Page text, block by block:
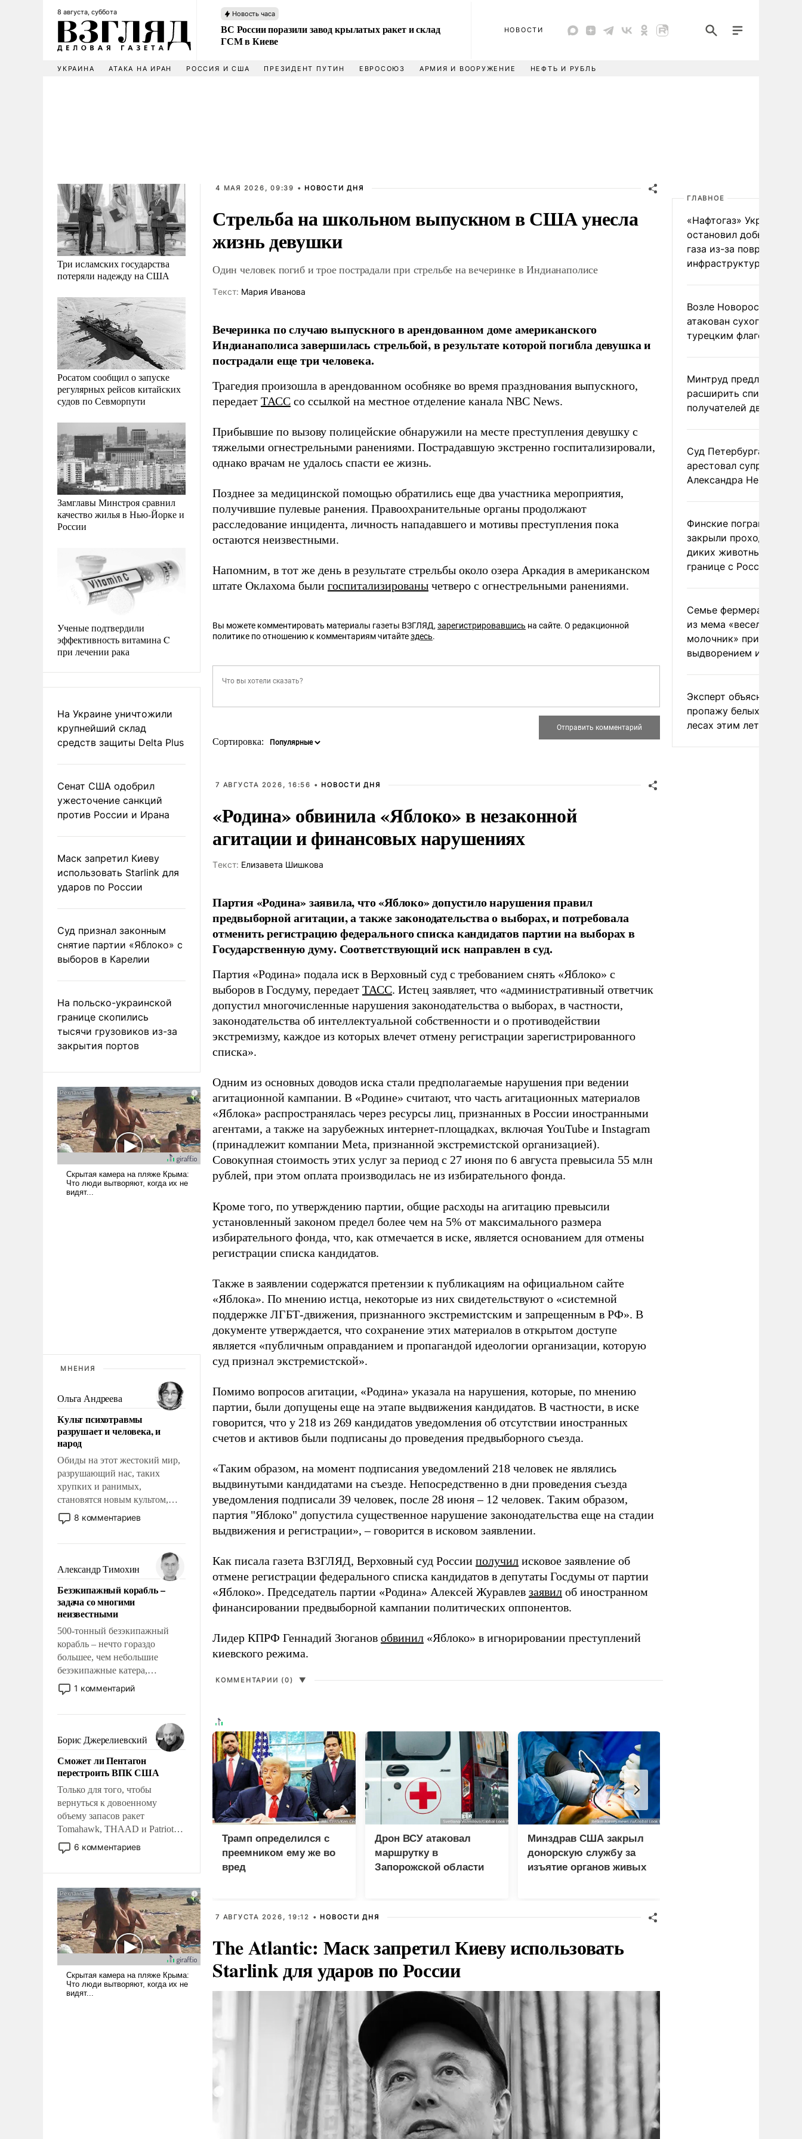
8 августа, суббота Новость часа
ВС России поразили завод крылатых ракет и склад
ГСМ в Киеве
НОВОСТИ
УКРАИНА АТАКА НА ИРАН РОССИЯ И США ПРЕЗИДЕНТ ПУТИН ЕВРОСОЮЗ АРМИЯ И ВООРУЖЕНИЕ НЕФТЬ И РУБЛЬ
Три исламских государства
потеряли надежду на США
Росатом сообщил о запуске
регулярных рейсов китайских
судов по Севморпути
Замглавы Минстроя сравнил
качество жилья в Нью-Йорке и
России
Ученые подтвердили
эффективность витамина C
при лечении рака
На Украине уничтожили
крупнейший склад
средств защиты Delta Plus
Сенат США одобрил
ужесточение санкций
против России и Ирана
Маск запретил Киеву
использовать Starlink для
ударов по России
Суд признал законным
снятие партии «Яблоко» с
выборов в Карелии
На польско-украинской
границе скопились
тысячи грузовиков из-за
закрытия портов
МНЕНИЯ
Ольга Андреева
Культ психотравмы
разрушает и человека, и
народ
Обиды на этот жестокий мир,
разрушающий нас, таких
хрупких и ранимых,
становятся новым культом,
постепенно вытесняя и
отменяя традиционное
мужественным и твердым под
ударами судьбы, брать на себя
ответственность, помогать
слабым, идти вперед и
адаптироваться.
8 комментариев
Александр Тимохин
Безэкипажный корабль –
задача со многими
неизвестными
500-тонный безэкипажный
корабль – нечто гораздо
большее, чем небольшие
безэкипажные катера,
применение которых уже
стало обыденностью. Задача по
сложна и амбициозна. Однако
и ее реализация радикально
поднимет наши боевые
возможности.
1 комментарий
Борис Джерелиевский
Сможет ли Пентагон
перестроить ВПК США
Только для того, чтобы
вернуться к довоенному
объему запасов ракет
Tomahawk, THAAD и Patriot
США потребуется более трех
лет. Даже небольшая война с
Сложившаяся ситуация
означает многолетний период
уязвимости США, например,
перед Китаем.
6 комментариев
4 МАЯ 2026, 09:39 • НОВОСТИ ДНЯ
Стрельба на школьном выпускном в США унесла
жизнь девушки
Один человек погиб и трое пострадали при стрельбе на вечеринке в Индианаполисе
Tекст: Мария Иванова
Вечеринка по случаю выпускного в арендованном доме американского
Индианаполиса завершилась стрельбой, в результате которой погибла девушка и
пострадали еще три человека.
Трагедия произошла в арендованном особняке во время празднования выпускного,
передает ТАСС со ссылкой на местное отделение канала NBC News.
Прибывшие по вызову полицейские обнаружили на месте преступления девушку с
тяжелыми огнестрельными ранениями. Пострадавшую экстренно госпитализировали,
однако врачам не удалось спасти ее жизнь.
Позднее за медицинской помощью обратились еще два участника мероприятия,
получившие пулевые ранения. Правоохранительные органы продолжают
расследование инцидента, личность нападавшего и мотивы преступления пока
остаются неизвестными.
Напомним, в тот же день в результате стрельбы около озера Аркадия в американском
штате Оклахома были госпитализированы четверо с огнестрельными ранениями.
Вы можете комментировать материалы газеты ВЗГЛЯД, зарегистрировавшись на сайте. О редакционной
политике по отношению к комментариям читайтездесь.
Сортировка:
7 АВГУСТА 2026, 16:56 • НОВОСТИ ДНЯ
«Родина» обвинила «Яблоко» в незаконной
агитации и финансовых нарушениях
Tекст: Елизавета Шишкова
Партия «Родина» заявила, что «Яблоко» допустило нарушения правил
предвыборной агитации, а также законодательства о выборах, и потребовала
отменить регистрацию федерального списка кандидатов партии на выборах в
Государственную думу. Соответствующий иск направлен в суд.
Партия «Родина» подала иск в Верховный суд с требованием снять «Яблоко» с
выборов в Госдуму, передает ТАСС. Истец заявляет, что «административный ответчик
допустил многочисленные нарушения законодательства о выборах, в частности,
законодательства об интеллектуальной собственности и о противодействии
экстремизму, каждое из которых влечет отмену регистрации зарегистрированного
списка».
Одним из основных доводов иска стали предполагаемые нарушения при ведении
агитационной кампании. В «Родине» считают, что часть агитационных материалов
«Яблока» распространялась через ресурсы лиц, признанных в России иностранными
агентами, а также на зарубежных интернет-площадках, включая YouTube и Instagram
(принадлежит компании Meta, признанной экстремистской организацией).
Совокупная стоимость этих услуг за период с 27 июня по 6 августа превысила 55 млн
рублей, при этом оплата производилась не из избирательного фонда.
Кроме того, по утверждению партии, общие расходы на агитацию превысили
установленный законом предел более чем на 5% от максимального размера
избирательного фонда, что, как отмечается в иске, является основанием для отмены
регистрации списка кандидатов.
Также в заявлении содержатся претензии к публикациям на официальном сайте
«Яблока». По мнению истца, некоторые из них свидетельствуют о «системной
поддержке ЛГБТ-движения, признанного экстремистским и запрещенным в РФ». В
документе утверждается, что сохранение этих материалов в открытом доступе
является «публичным оправданием и пропагандой идеологии организации, которую
суд признал экстремистской».
Помимо вопросов агитации, «Родина» указала на нарушения, которые, по мнению
партии, были допущены еще на этапе выдвижения кандидатов. В частности, в иске
говорится, что у 218 из 269 кандидатов уведомления об отсутствии иностранных
счетов и активов были подписаны до проведения предвыборного съезда.
«Таким образом, на момент подписания уведомлений 218 человек не являлись
выдвинутыми кандидатами на съезде. Непосредственно в дни проведения съезда
уведомления подписали 39 человек, после 28 июня – 12 человек. Таким образом,
партия "Яблоко" допустила существенное нарушение законодательства еще на стадии
выдвижения и регистрации», – говорится в исковом заявлении.
Как писала газета ВЗГЛЯД, Верховный суд России получил исковое заявление об
отмене регистрации федерального списка кандидатов в депутаты Госдумы от партии
«Яблоко». Председатель партии «Родина» Алексей Журавлев заявил об иностранном
финансировании предвыборной кампании политических оппонентов.
Лидер КПРФ Геннадий Зюганов обвинил «Яблоко» в игнорировании преступлений
киевского режима.
КОММЕНТАРИИ (0) ▼
Трамп определился с
преемником ему же во
вред
Дрон ВСУ атаковал
маршрутку в
Запорожской области
Минздрав США закрыл
донорскую службу за
изъятие органов живых
7 АВГУСТА 2026, 19:12 • НОВОСТИ ДНЯ
The Atlantic: Маск запретил Киеву использовать
Starlink для ударов по России
ГЛАВНОЕ
«Нафтогаз» Украины
остановил добычу
газа из-за повреждения
инфраструктуры
Возле Новороссийска
атакован сухогруз под
турецким флагом
Минтруд предложил
расширить список
получателей двух
Суд Петербурга заочно
арестовал супругу
Александра Невзорова
Финские пограничники
закрыли проходы для
диких животных на
границе с Россией
Семье фермера
из мема «веселый
молочник» пригрозили
выдворением из
Эксперт объяснил
пропажу белых грибов
лесах этим летом